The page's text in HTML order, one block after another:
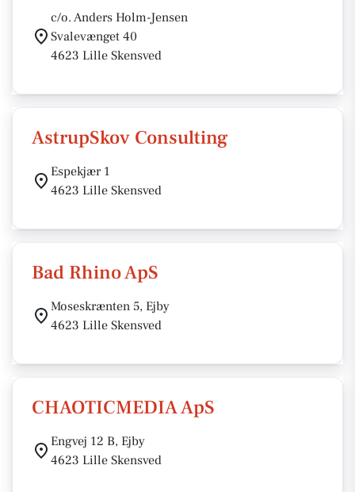
c/o. Anders Holm-Jensen
Svalevænget 40
4623 Lille Skensved
AstrupSkov Consulting
Espekjær 1
4623 Lille Skensved
Bad Rhino ApS
Moseskrænten 5, Ejby
4623 Lille Skensved
CHAOTICMEDIA ApS
Engvej 12 B, Ejby
4623 Lille Skensved